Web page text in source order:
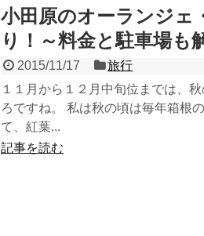
小田原のオーランジェ
り！～料金と駐車場も
2015/11/17
旅行
１１月から１２月中旬位までは、
ろですね。 私は秋の頃は毎年箱根
て、紅葉...
記事を読む